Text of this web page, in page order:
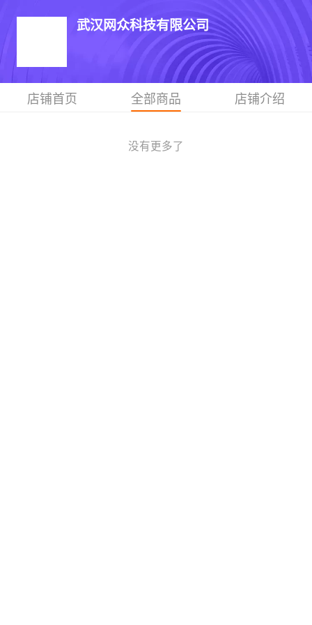
武汉网众科技有限公司
店铺首页 全部商品 店铺介绍
没有更多了